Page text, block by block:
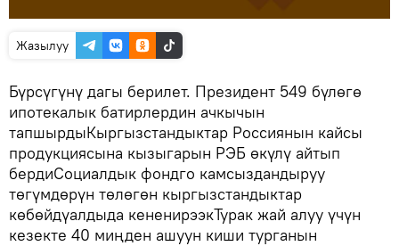
Жазылуу
Бүрсүгүнү дагы берилет. Президент 549 бүлөгө
ипотекалык батирлердин ачкычын
тапшырдыКыргызстандыктар Россиянын кайсы
продукциясына кызыгарын РЭБ өкүлү айтып
бердиСоциалдык фондго камсыздандыруу
төгүмдөрүн төлөгөн кыргызстандыктар
көбөйдүалдыда кененирээкТурак жай алуу үчүн
кезекте 40 миңден ашуун киши турганын